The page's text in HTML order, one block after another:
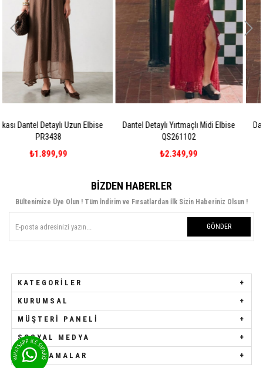
Elbise
Dantel Detaylı Yırtmaçlı Midi Elbise
Dantel Detaylı Yırtmaçlı
BIZDEN HABERLER
Bültenimize Üye Olun ! Tüm İndirim ve Fırsatlardan İlk Sizin Haberiniz Olsun !
GÖNDER
KATEGORILER
KURUMSAL
MÜŞTERI PANELI
SOSYAL MEDYA
UYGULAMALAR